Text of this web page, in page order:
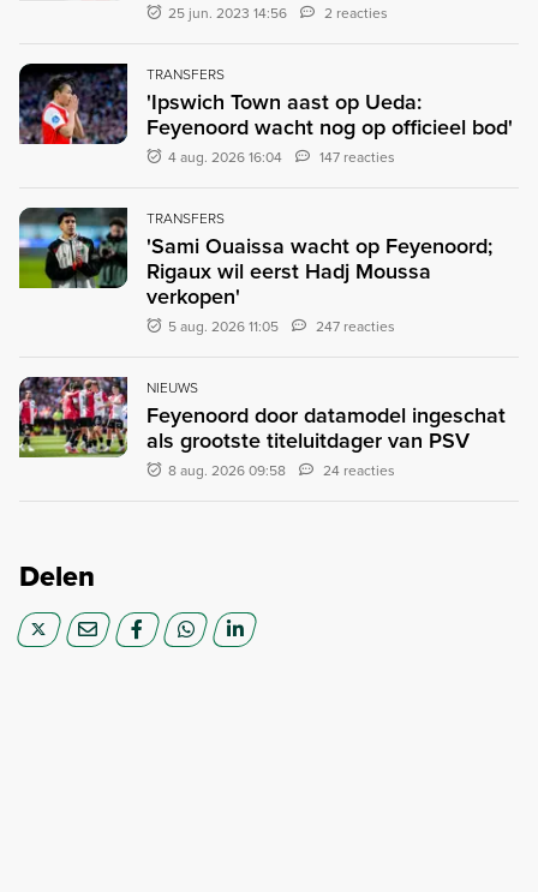
25 jun. 2023 14:56 2 reacties
TRANSFERS
'Ipswich Town aast op Ueda:
Feyenoord wacht nog op officieel bod'
4 aug. 2026 16:04 147 reacties
TRANSFERS
'Sami Ouaissa wacht op Feyenoord;
Rigaux wil eerst Hadj Moussa
verkopen'
5 aug. 2026 11:05 247 reacties
NIEUWS
Feyenoord door datamodel ingeschat
als grootste titeluitdager van PSV
8 aug. 2026 09:58 24 reacties
Delen